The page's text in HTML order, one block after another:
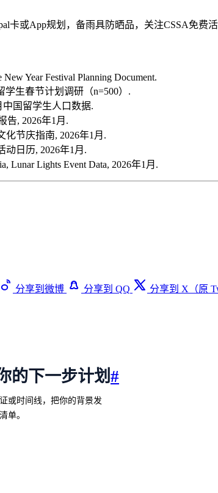
卡或App规划，备雨具防晒品，关注CSSA免费活
Year Festival Planning Document.
生春节计划调研（n=500）.
中国留学生人口数据.
告, 2026年1月.
化节庆指南, 2026年1月.
动日历, 2026年1月.
Lunar Lights Event Data, 2026年1月.
分享到微博 分享到 QQ 分享到 X（原
的下一步计划#
或时间线，把你的背景发
单。